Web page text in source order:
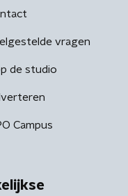
vragen
de studio
Campus